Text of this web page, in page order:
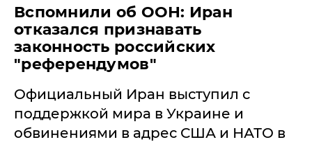
Вспомнили об ООН: Иран
отказался признавать
законность российских
"референдумов"
Официальный Иран выступил с
поддержкой мира в Украине и
обвинениями в адрес США и НАТО в